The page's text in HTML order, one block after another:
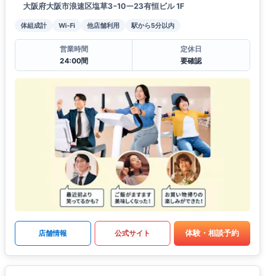
大阪府大阪市浪速区塩草3ｰ10ー23有恒ビル 1F
体組成計 Wi-Fi 他店舗利用 駅から5分以内
営業時間
24:00間
定休日
要確認
店舗情報 公式サイト 体験・相談予約